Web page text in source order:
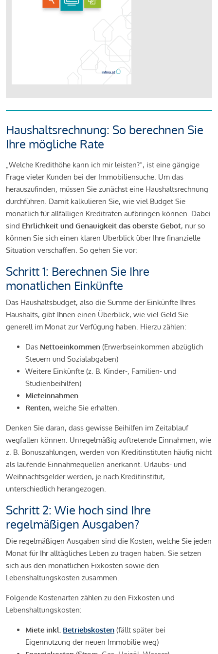
Haushaltsrechnung: So berechnen Sie
Ihre mögliche Rate
„Welche Kredithöhe kann ich mir leisten?“, ist eine gängige
Frage vieler Kunden bei der Immobiliensuche. Um das
herauszufinden, müssen Sie zunächst eine Haushaltsrechnung
durchführen. Damit kalkulieren Sie, wie viel Budget Sie
monatlich für allfälligen Kreditraten aufbringen können. Dabei
sind Ehrlichkeit und Genauigkeit das oberste Gebot, nur so
können Sie sich einen klaren Überblick über Ihre finanzielle
Situation verschaffen. So gehen Sie vor:
Schritt 1: Berechnen Sie Ihre
monatlichen Einkünfte
Das Haushaltsbudget, also die Summe der Einkünfte Ihres
Haushalts, gibt Ihnen einen Überblick, wie viel Geld Sie
generell im Monat zur Verfügung haben. Hierzu zählen:
Das Nettoeinkommen (Erwerbseinkommen abzüglich
Steuern und Sozialabgaben)
Weitere Einkünfte (z. B. Kinder-, Familien- und
Studienbeihilfen)
Mieteinnahmen
Renten, welche Sie erhalten.
Denken Sie daran, dass gewisse Beihilfen im Zeitablauf
wegfallen können. Unregelmäßig auftretende Einnahmen, wie
z. B. Bonuszahlungen, werden von Kreditinstituten häufig nicht
als laufende Einnahmequellen anerkannt. Urlaubs- und
Weihnachtsgelder werden, je nach Kreditinstitut,
unterschiedlich herangezogen.
Schritt 2: Wie hoch sind Ihre
regelmäßigen Ausgaben?
Die regelmäßigen Ausgaben sind die Kosten, welche Sie jeden
Monat für Ihr alltägliches Leben zu tragen haben. Sie setzen
sich aus den monatlichen Fixkosten sowie den
Lebenshaltungskosten zusammen.
Folgende Kostenarten zählen zu den Fixkosten und
Lebenshaltungskosten:
Miete inkl. Betriebskosten (fällt später bei
Eigennutzung der neuen Immobilie weg)